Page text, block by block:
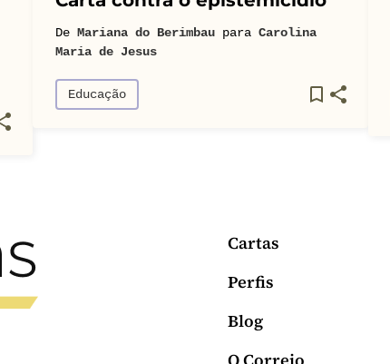
De Mariana do Berimbau para Carolina
Maria de Jesus
Educação
Cartas
Perfis
Blog